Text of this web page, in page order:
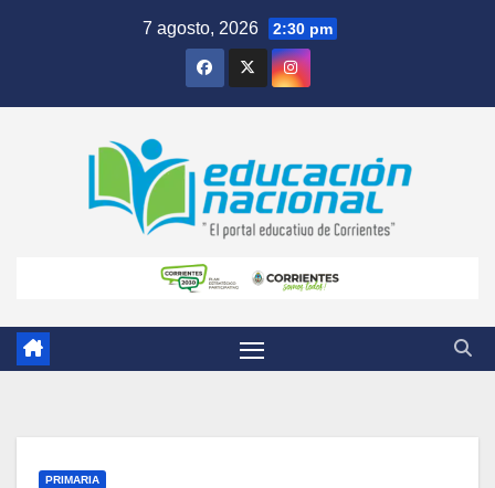
7 agosto, 2026 2:30 pm
PRIMARIA